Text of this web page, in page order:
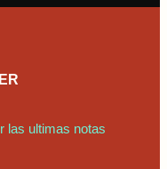
las ultimas notas